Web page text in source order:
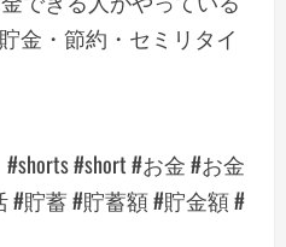
金・節約・セミリタイ
#shorts #short #お金 #お金
#貯蓄 #貯蓄額 #貯金額 #